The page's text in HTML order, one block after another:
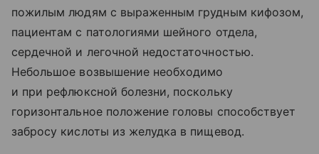
пожилым людям с выраженным грудным кифозом,
пациентам с патологиями шейного отдела,
сердечной и легочной недостаточностью.
Небольшое возвышение необходимо
и при рефлюксной болезни, поскольку
горизонтальное положение головы способствует
забросу кислоты из желудка в пищевод.